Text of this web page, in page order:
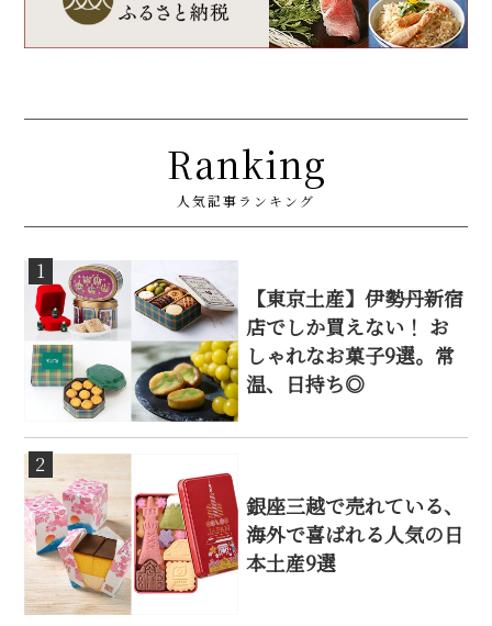
Ranking
人気記事ランキング
1
【東京土産】伊勢丹新宿
店でしか買えない！ お
しゃれなお菓子9選。常
温、日持ち◎
2
銀座三越で売れている、
海外で喜ばれる人気の日
本土産9選